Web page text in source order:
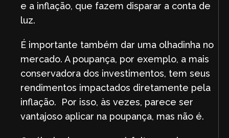
e a inflação, que fazem disparar a conta de
luz.
É importante também dar uma olhadinha no
mercado. A poupança, por exemplo, a mais
conservadora dos investimentos, tem seus
rendimentos impactados diretamente pela
inflação. Por isso, às vezes, parece ser
vantajoso aplicar na poupança, mas não é.